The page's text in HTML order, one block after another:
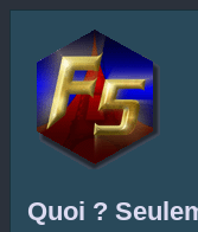
Quoi ?